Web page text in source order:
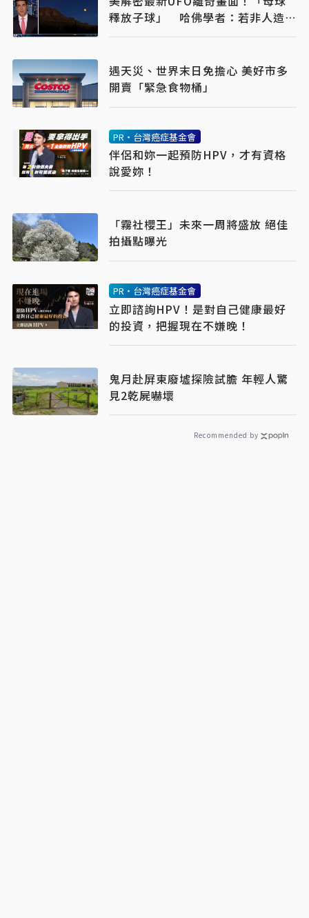
釋放子球」 哈佛學者：若非人造將
改寫人類歷史
遇天災、世界末日免擔心 美好市多
開賣「緊急食物桶」
PR・台灣癌症基金會
伴侶和妳一起預防HPV，才有資格
說愛妳！
「霧社櫻王」未來一周將盛放 絕佳
拍攝點曝光
PR・台灣癌症基金會
立即諮詢HPV！是對自己健康最好
的投資，把握現在不嫌晚！
鬼月赴屏東廢墟探險試膽 年輕人驚
見2乾屍嚇壞
Recommended by